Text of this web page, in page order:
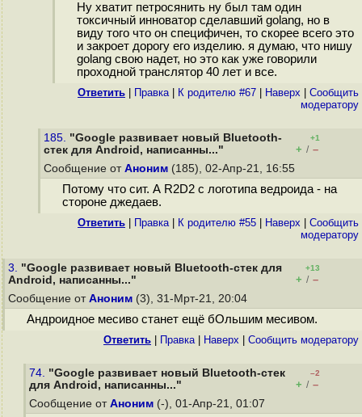
Ну хватит петросянить ну был там один
токсичный инноватор сделавший golang, но в
виду того что он специфичен, то скорее всего это
и закроет дорогу его изделию. я думаю, что нишу
golang свою надет, но это как уже говорили
проходной транслятор 40 лет и все.
Ответить Правка| К родителю #67 Наверх
Cообщить
модератору
185. "Google развивает новый Bluetooth-
стек для Android, написанны..."
+1
+ / –
Сообщение от Аноним (185), 02-Апр-21, 16:55
Потому что сит. А R2D2 с логотипа ведроида - на
стороне джедаев.
Ответить Правка| К родителю #55 Наверх
Cообщить
модератору
3. "Google развивает новый Bluetooth-стек для
Android, написанны..."
+13
+ / –
Сообщение от Аноним (3), 31-Мрт-21, 20:04
Андроидное месиво станет ещё бОльшим месивом.
Ответить Правка| Наверх Cообщить модератору
74. "Google развивает новый Bluetooth-стек
для Android, написанны..."
–2
+ / –
Сообщение от Аноним (-), 01-Апр-21, 01:07